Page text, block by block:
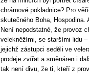
chrámové pokladnice? Pro
skutečného Boha, Hospodina.
Není nepodstatné, že provoz
velekněžími, se staršími lidu
jejichž zástupci seděli ve
prodeje zvířat a směnáren i
tak není divu, že ti, kteří z